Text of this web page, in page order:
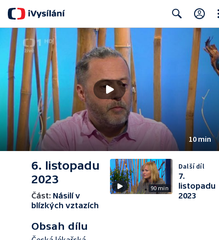
10 min
6. listopadu
2023
Část: Násilí v
blízkých vztazích
Obsah dílu
90 min
Další díl
7.
listopadu
2023